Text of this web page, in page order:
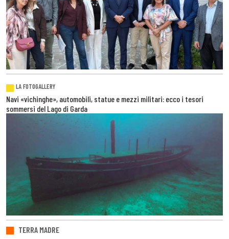
LA FOTOGALLERY
Navi «vichinghe», automobili, statue e mezzi militari: ecco i tesori
sommersi del Lago di Garda
TERRA MADRE